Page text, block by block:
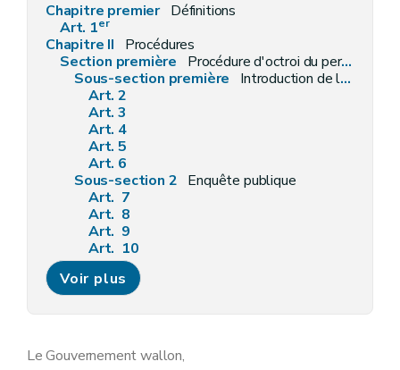
Chapitre premier Définitions
Art. 1er
Chapitre II
Procédures
Section première
Procédure d'octroi du permis d'environnement
Sous-section première
Introduction de la demande
Art. 2
Art. 3
Art. 4
Art. 5
Art. 6
Sous-section 2 Enquête publique
Art. 7
Art. 8
Art. 9
Art. 10
Art. 11
Art. 12
Art. 13
Art. 15
Voir plus
Le Gouvernement wallon,